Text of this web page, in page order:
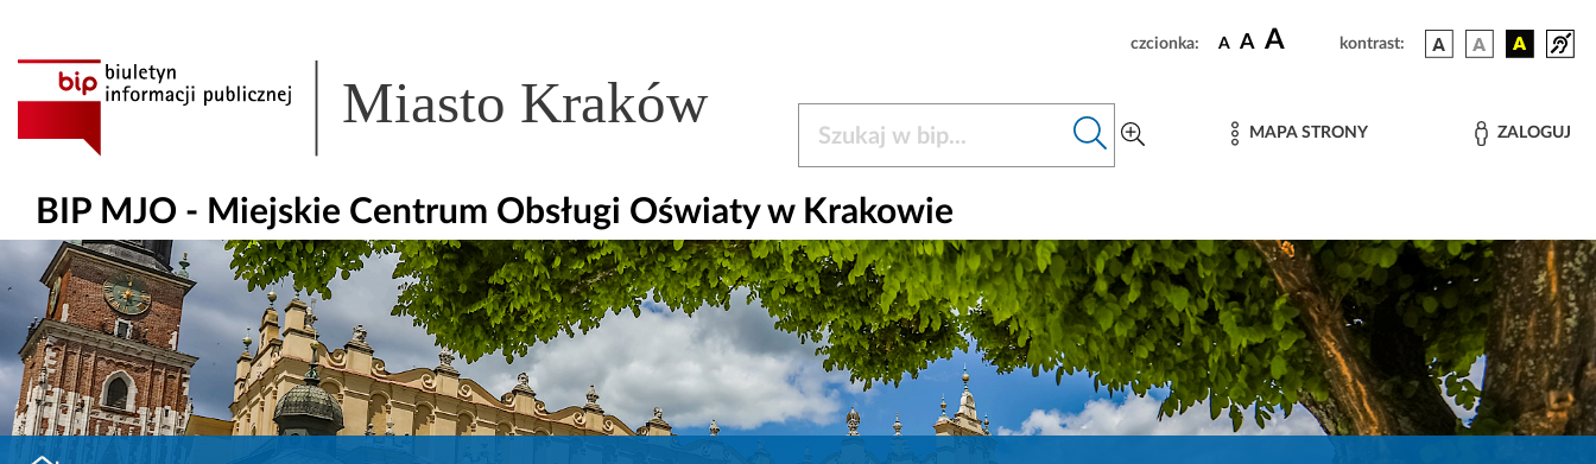
czcionka: A A A kontrast:
Miasto Kraków MAPA STRONY ZALOGUJ
BIP MJO - Miejskie Centrum Obsługi Oświaty w Krakowie